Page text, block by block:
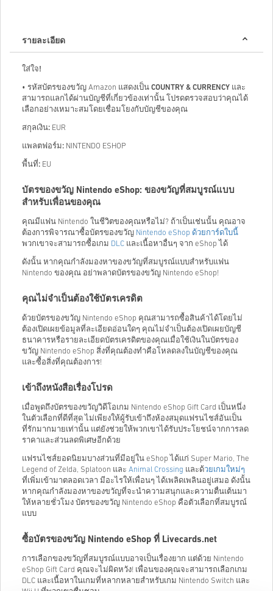
รายละเอียด
ใส่ใจ!
• รหัสบัตรของขวัญ Amazon แสดงเป็น COUNTRY & CURRENCY และ
สามารถแลกได้ผ่านบัญชีที่เกี่ยวข้องเท่านั้น โปรดตรวจสอบว่าคุณได้
เลือกอย่างเหมาะสมโดยเชื่อมโยงกับบัญชีของคุณ
สกุลเงิน: EUR
แพลตฟอร์ม: NINTENDO ESHOP
พื้นที่: EU
บัตรของขวัญ Nintendo eShop: ของขวัญที่สมบูรณ์แบบ
สำหรับเพื่อนของคุณ
คุณมีแฟน Nintendo ในชีวิตของคุณหรือไม่? ถ้าเป็นเช่นนั้น คุณอาจ
ต้องการพิจารณาซื้อบัตรของขวัญ Nintendo eShop ด้วยการ์ดใบนี้
พวกเขาจะสามารถซื้อเกม DLC และเนื้อหาอื่นๆ จาก eShop ได้
ดังนั้น หากคุณกำลังมองหาของขวัญที่สมบูรณ์แบบสำหรับแฟน
Nintendo ของคุณ อย่าพลาดบัตรของขวัญ Nintendo eShop!
คุณไม่จำเป็นต้องใช้บัตรเครดิต
ด้วยบัตรของขวัญ Nintendo eShop คุณสามารถซื้อสินค้าได้โดยไม่
ต้องเปิดเผยข้อมูลที่ละเอียดอ่อนใดๆ คุณไม่จำเป็นต้องเปิดเผยบัญชี
ธนาคารหรือรายละเอียดบัตรเครดิตของคุณเมื่อใช้เงินในบัตรของ
ขวัญ Nintendo eShop สิ่งที่คุณต้องทำคือโหลดลงในบัญชีของคุณ
และซื้อสิ่งที่คุณต้องการ!
เข้าถึงหนังสือเรื่องโปรด
เมื่อพูดถึงบัตรของขวัญวิดีโอเกม Nintendo eShop Gift Card เป็นหนึ่ง
ในตัวเลือกที่ดีที่สุด ไม่เพียงให้ผู้รับเข้าถึงห้องสมุดแฟรนไชส์อันเป็น
ที่รักมากมายเท่านั้น แต่ยังช่วยให้พวกเขาได้รับประโยชน์จากการลด
ราคาและส่วนลดพิเศษอีกด้วย
แฟรนไชส์ยอดนิยมบางส่วนที่มีอยู่ใน eShop ได้แก่ Super Mario, The
Legend of Zelda, Splatoon และ Animal Crossing และด้วยเกมใหม่ๆ
ที่เพิ่มเข้ามาตลอดเวลา มีอะไรให้เพื่อนๆ ได้เพลิดเพลินอยู่เสมอ ดังนั้น
หากคุณกำลังมองหาของขวัญที่จะนำความสนุกและความตื่นเต้นมา
ให้หลายชั่วโมง บัตรของขวัญ Nintendo eShop คือตัวเลือกที่สมบูรณ์
แบบ
ซื้อบัตรของขวัญ Nintendo eShop ที่ Livecards.net
การเลือกของขวัญที่สมบูรณ์แบบอาจเป็นเรื่องยาก แต่ด้วย Nintendo
eShop Gift Card คุณจะไม่ผิดหวัง! เพื่อนของคุณจะสามารถเลือกเกม
DLC และเนื้อหาในเกมที่หลากหลายสำหรับเกม Nintendo Switch และ